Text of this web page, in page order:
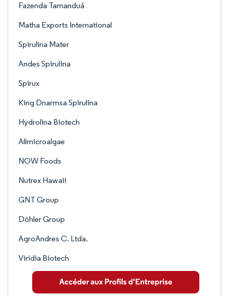
Fazenda Tamanduá
Matha Exports International
Spirulina Mater
Andes Spirulina
Spirux
King Dnarmsa Spirulina
Hydrolina Biotech
Allmicroalgae
NOW Foods
Nutrex Hawaii
GNT Group
Döhler Group
AgroAndres C. Ltda.
Viridia Biotech